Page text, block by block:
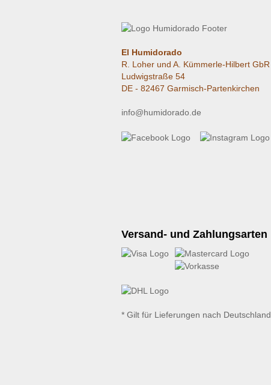
El Humidorado
R. Loher und A. Kümmerle-Hilbert GbR
Ludwigstraße 54
DE - 82467 Garmisch-Partenkirchen
info@humidorado.de
Versand- und Zahlungsarten
* Gilt für Lieferungen nach Deutschland